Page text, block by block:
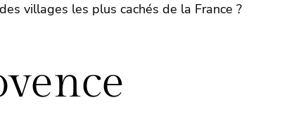
villages les plus cachés de la France ?